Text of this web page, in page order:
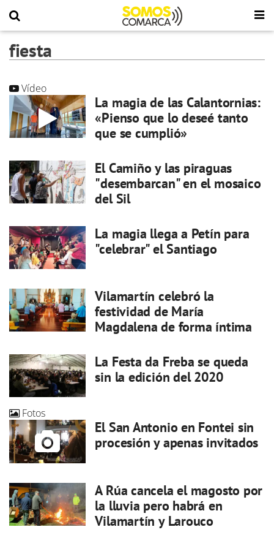
fiesta
Vídeo
La magia de las Calantornias:
«Pienso que lo deseé tanto
que se cumplió»
El Camiño y las piraguas
"desembarcan" en el mosaico
del Sil
La magia llega a Petín para
"celebrar" el Santiago
Vilamartín celebró la
festividad de María
Magdalena de forma íntima
La Festa da Freba se queda
sin la edición del 2020
Fotos
El San Antonio en Fontei sin
procesión y apenas invitados
A Rúa cancela el magosto por
la lluvia pero habrá en
Vilamartín y Larouco